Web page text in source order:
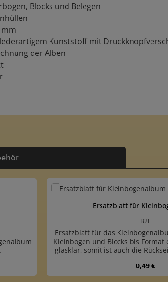
Blocks und Belegen
mm
Kunststoff mit
der Alben
mit
Ersatzblatt für
B2E
Ersatzblatt für das
Kleinbogen und Blocks bis Format
glasklar, somit ist auch die
Regulärer
0,49 €